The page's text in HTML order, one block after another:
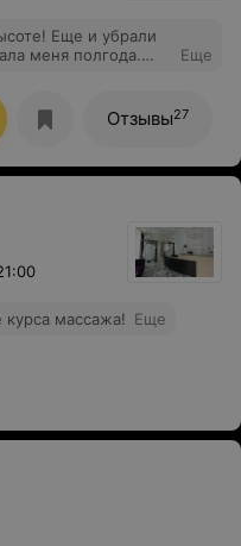
Еще и убрали
меня полгода.
Еще
Отзывы27
курса массажа! Еще